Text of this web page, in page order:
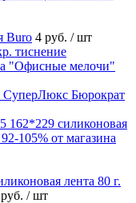
Buro 4 руб. / шт
СуперЛюкс Бюрократ
лента 80 г.
/ шт